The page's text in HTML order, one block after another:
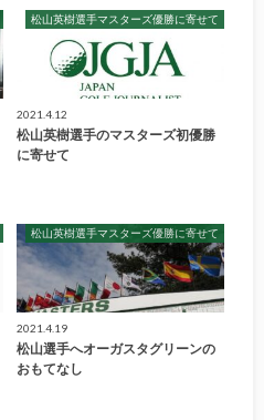
松山英樹選手マスターズ優勝に寄せて
2021.4.12
松山英樹選手のマスターズ初優勝
に寄せて
松山英樹選手マスターズ優勝に寄せて
2021.4.19
松山選手へオーガスタグリーンの
おもてなし